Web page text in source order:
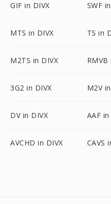
GIF in DIVX SWF
MTS in DIVX TS in
M2TS in DIVX RMVB
3G2 in DIVX M2V
DV in DIVX AAF
AVCHD in DIVX CAVS